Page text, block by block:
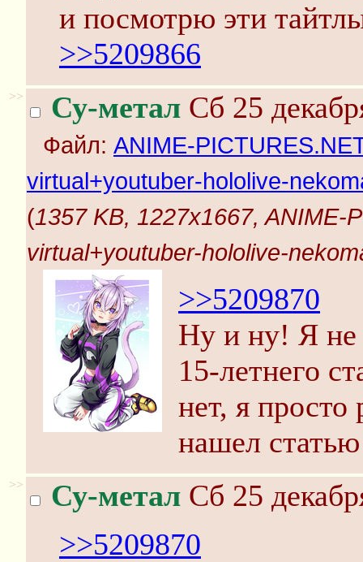
и посмотрю эти
>>5209866
>> Су-метал Сб 25
Файл: ANIME-
virtual+youtuber-hololive-
(1357 KB, 1227x1667, ANIME-
virtual+youtuber-hololive-
>>5209870
Ну и ну! Я не
15-летнего
нет, я
нашел
>> Су-метал Сб 25
>>5209870